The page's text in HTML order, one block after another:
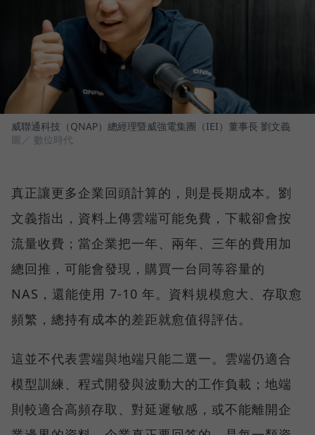
威聯通科技（QNAP）總經理暨威強電集團（IEI）董事長 劉文義
圖／ 數位時代
真正讓更多企業回頭計算的，則是長期成本。劉
文義指出，資料上傳雲端可能免費，下載卻會按
流量收費；當企業把一年、兩年、三年的費用加
總回推，可能會發現，購買一台同等容量的
NAS，還能使用 7-10 年。資料規模愈大、存取愈
頻繁，總持有成本的差距就愈值得評估。
這並不代表雲端與地端只能二選一。雲端仍適合
模型訓練、程式開發與波動大的工作負載；地端
則較適合高頻存取、對延遲敏感，或不能離開企